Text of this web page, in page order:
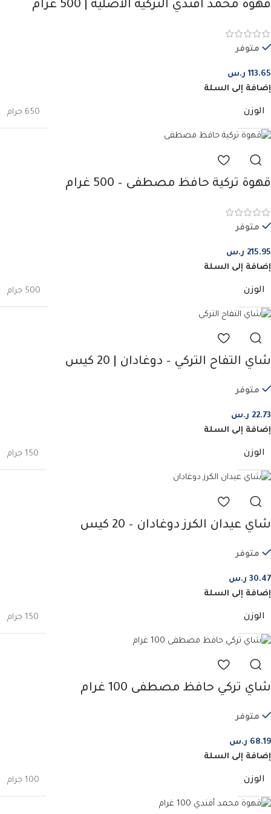
قهوة محمد افندي التركية الأصلية | 500 غرام
متوفر
113.65 ر.س
إضافة إلى السلة
الوزن 650 جرام
قهوة تركية حافظ مصطفى – 500 غرام
متوفر
215.95 ر.س
إضافة إلى السلة
الوزن 500 جرام
شاي التفاح التركي – دوغادان | 20 كيس
متوفر
22.73 ر.س
إضافة إلى السلة
الوزن 150 جرام
شاي عيدان الكرز دوغادان – 20 كيس
متوفر
30.47 ر.س
إضافة إلى السلة
الوزن 150 جرام
شاي تركي حافظ مصطفى 100 غرام
متوفر
68.19 ر.س
إضافة إلى السلة
الوزن 100 جرام